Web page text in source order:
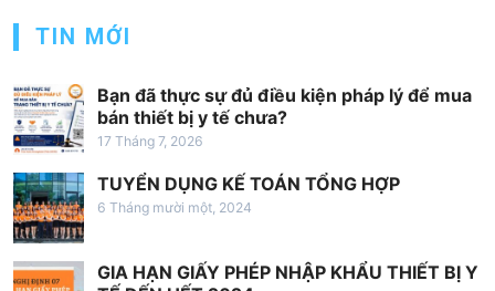
ớ
n
g
b
à
i
v
i
ế
TIN MỚI
Bạn đã thực sự đủ điều kiện pháp lý để mua
bán thiết bị y tế chưa?
17 Tháng 7, 2026
TUYỂN DỤNG KẾ TOÁN TỔNG HỢP
6 Tháng mười một, 2024
GIA HẠN GIẤY PHÉP NHẬP KHẨU THIẾT BỊ Y